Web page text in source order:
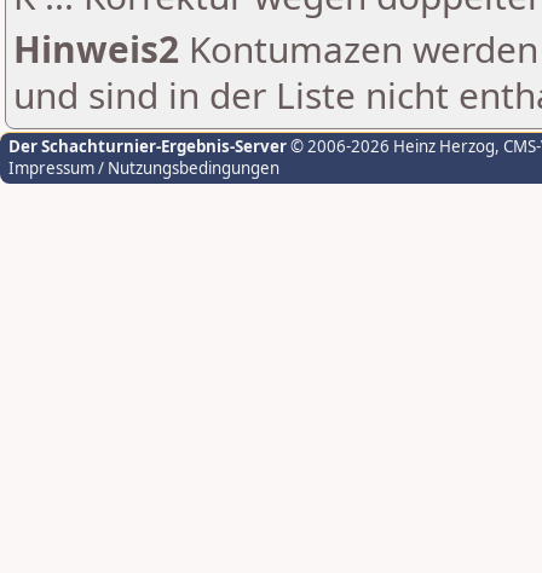
Hinweis2 Kontumazen
und sind in der Liste nicht
Der Schachturnier-Ergebnis-Server© 2006-2026 Heinz Herzog,
Impressum / Nutzungsbedingungen